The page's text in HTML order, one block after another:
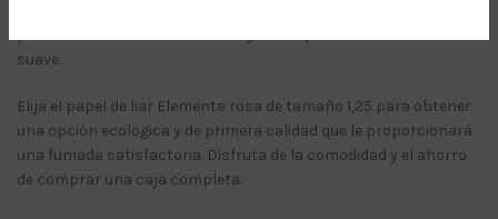
suave.
Elija el papel de liar Elements rosa de tamaño 1,25 para obtener
una opción ecológica y de primera calidad que le proporcionará
una fumada satisfactoria. Disfruta de la comodidad y el ahorro
de comprar una caja completa.